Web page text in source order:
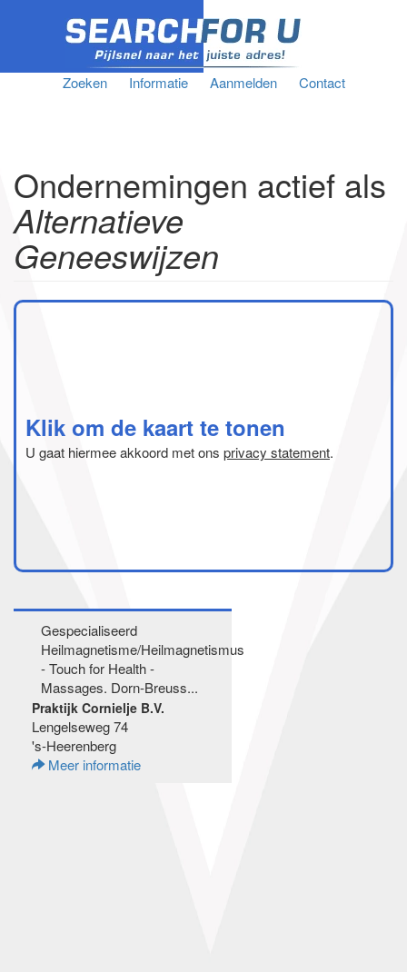
Zoeken Informatie Aanmelden Contact
Ondernemingen actief als
Alternatieve
Geneeswijzen
Klik om de kaart te tonen
U gaat hiermee akkoord met ons privacy statement.
Gespecialiseerd
Heilmagnetisme/Heilmagnetismus
- Touch for Health -
Massages. Dorn-Breuss...
Praktijk Cornielje B.V.
Lengelseweg 74
's-Heerenberg
Meer informatie